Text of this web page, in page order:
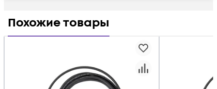
Похожие товары